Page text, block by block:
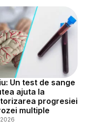
Un test de sange
ajuta la
progresiei
multiple